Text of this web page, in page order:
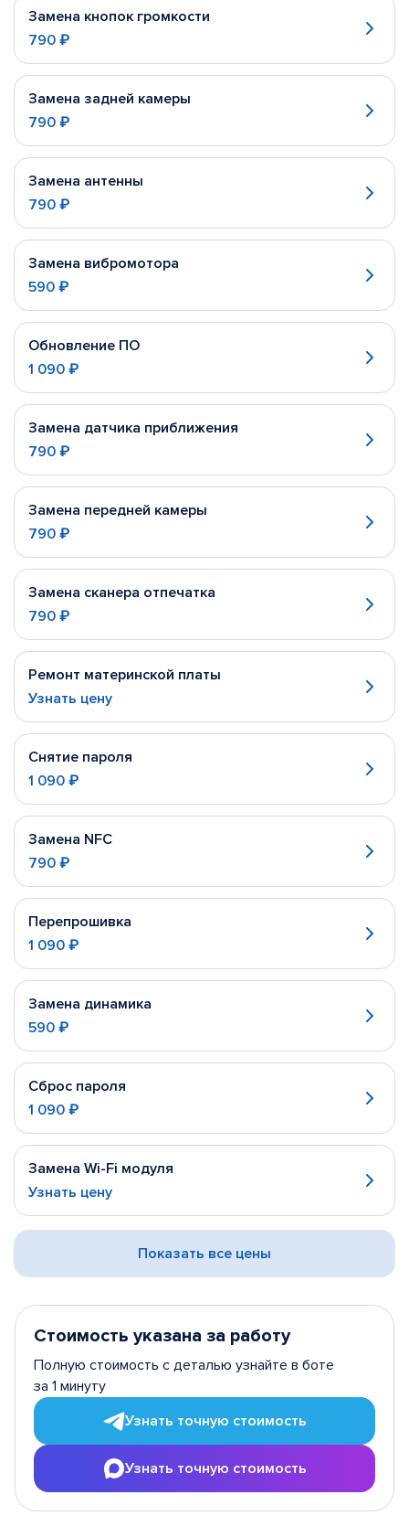
Замена кнопок громкости
790 ₽
Замена задней камеры
790 ₽
Замена антенны
790 ₽
Замена вибромотора
590 ₽
Обновление ПО
1 090 ₽
Замена датчика приближения
790 ₽
Замена передней камеры
790 ₽
Замена сканера отпечатка
790 ₽
Ремонт материнской платы
Узнать цену
Снятие пароля
1 090 ₽
Замена NFC
790 ₽
Перепрошивка
1 090 ₽
Замена динамика
590 ₽
Сброс пароля
1 090 ₽
Замена Wi-Fi модуля
Узнать цену
Показать все цены
Стоимость указана за работу
Полную стоимость с деталью узнайте в боте
за 1 минуту
Узнать точную стоимость
Узнать точную стоимость